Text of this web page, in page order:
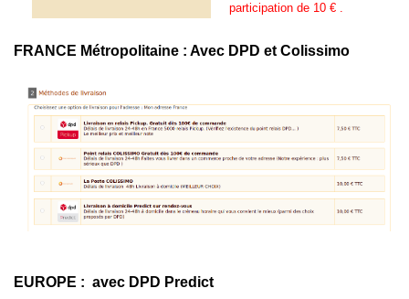
participation de 10 € .
FRANCE Métropolitaine : Avec DPD et Colissimo
EUROPE : avec DPD Predict